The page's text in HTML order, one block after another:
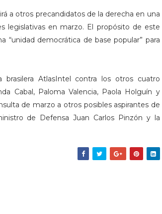
a otros precandidatos de la derecha en una
legislativas en marzo. El propósito de este
“unidad democrática de base popular” para
AtlasIntel contra los otros cuatro
Cabal, Paloma Valencia, Paola Holguín y
de marzo a otros posibles aspirantes de
de Defensa Juan Carlos Pinzón y la